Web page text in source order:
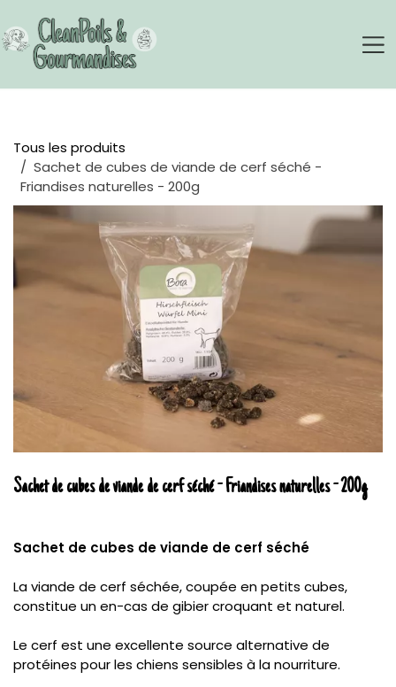
Tous les produits
Sachet de cubes de viande de cerf séché -
Friandises naturelles - 200g
Sachet de cubes de viande de cerf séché - Friandises naturelles - 200g
Sachet de cubes de viande de cerf séché
La viande de cerf séchée, coupée en petits cubes,
constitue un en-cas de gibier croquant et naturel.
Le cerf est une excellente source alternative de
protéines pour les chiens sensibles à la nourriture.